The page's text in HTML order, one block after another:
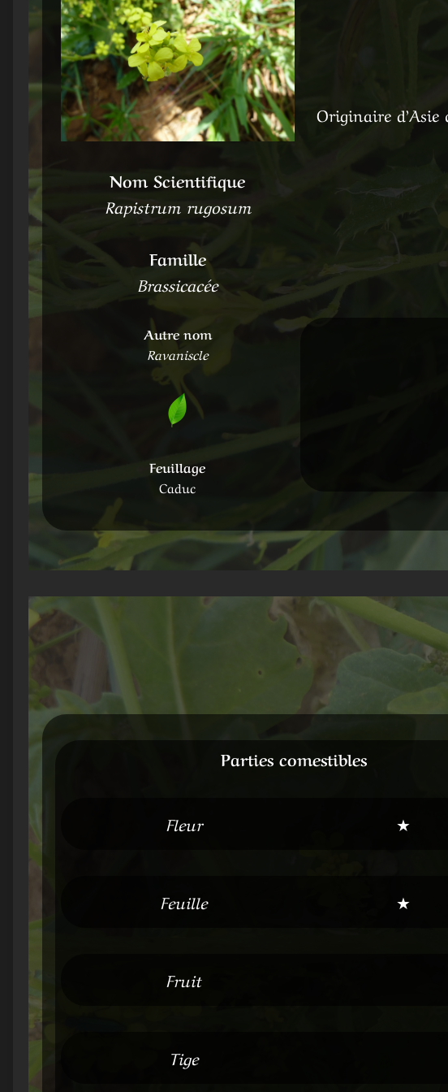
Nom Scientifique
Rapistrum rugosum
Famille
Brassicacée
Autre nom
Ravaniscle
Feuillage
Caduc
Originaire d’Asie
Parties comestibles
Fleur ★
Feuille ★
Fruit
Tige